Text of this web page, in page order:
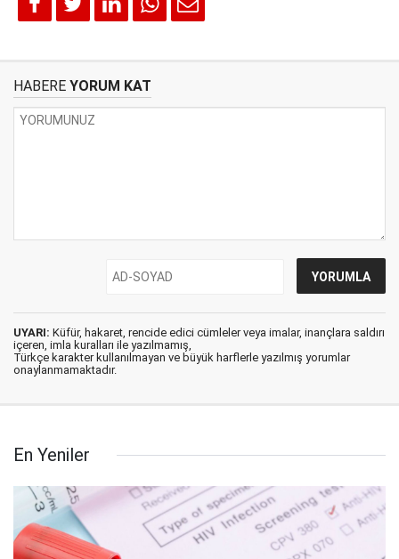
HABERE YORUM KAT
UYARI: Küfür, hakaret, rencide edici cümleler veya imalar, inançlara saldırı
içeren, imla kuralları ile yazılmamış,
Türkçe karakter kullanılmayan ve büyük harflerle yazılmış yorumlar
onaylanmamaktadır.
En Yeniler